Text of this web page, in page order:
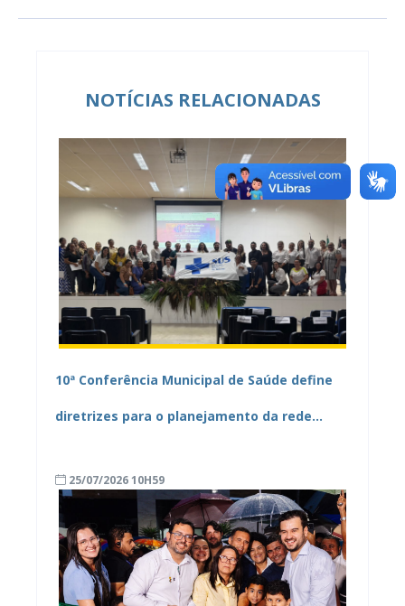
NOTÍCIAS RELACIONADAS
10ª Conferência Municipal de Saúde define
diretrizes para o planejamento da rede
25/07/2026 10H59